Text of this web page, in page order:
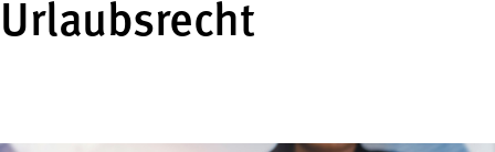
Urlaubsrecht